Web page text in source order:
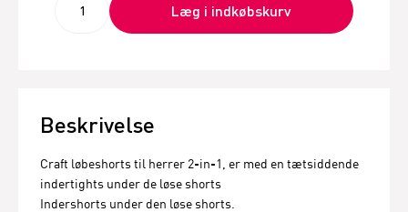
Læg i indkøbskurv
Beskrivelse
Craft løbeshorts til herrer 2-in-1, er med en tætsiddende
indertights under de løse shorts
Indershorts under den løse shorts.